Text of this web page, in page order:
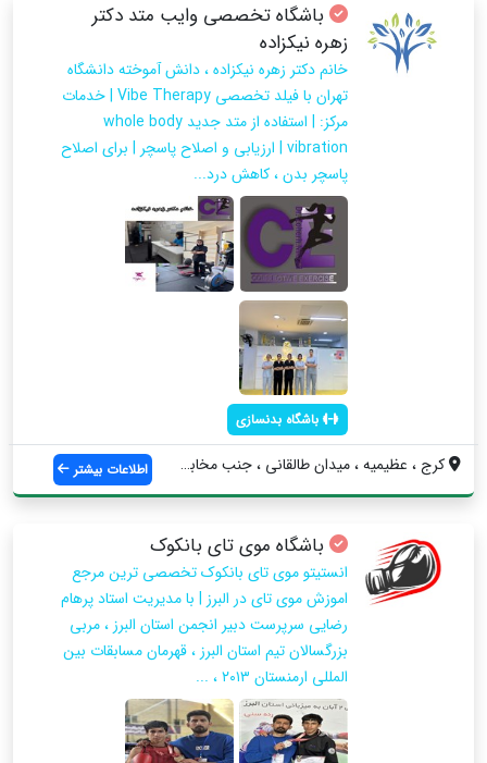
باشگاه تخصصی وایب متد دکتر
زهره نیکزاده
خانم دکتر زهره نیکزاده ، دانش آموخته دانشگاه
تهران با فیلد تخصصی Vibe Therapy | خدمات
مرکز: | استفاده از متد جدید whole body
vibration | ارزیابی و اصلاح پاسچر | برای اصلاح
پاسچر بدن ، کاهش درد...
باشگاه بدنسازی
کرج ، عظیمیه ، میدان طالقانی ، جنب مخابر... اطلاعات بیشتر
باشگاه موی تای بانکوک
انستیتو موی تای بانکوک تخصصی ترین مرجع
اموزش موی تای در البرز | با مدیریت استاد پرهام
رضایی سرپرست دبیر انجمن استان البرز ، مربی
بزرگسالان تیم استان البرز ، قهرمان مسابقات بین
المللی ارمنستان ۲۰۱۳ ، ...